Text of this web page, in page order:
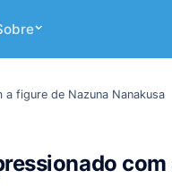
figure de Nazuna Nanakusa